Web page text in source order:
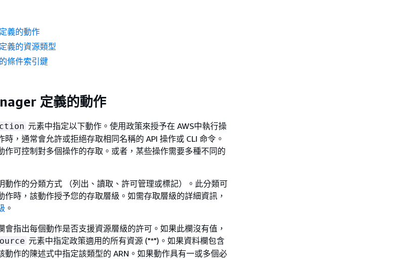
義的動作
義的資源類型
條件索引鍵
定義的動作
元素中指定以下動作。使用政策來授予在 AWS中執行操
，通常會允許或拒絕存取相同名稱的 API 操作或 CLI 命令。
作可控制對多個操作的存取。或者，某些操作需要多種不同的
動作的分類方式 （列出、讀取、許可管理或標記）。此分類可
時，該動作授予您的存取層級。如需存取層級的詳細資訊，
。
會指出每個動作是否支援資源層級的許可。如果此欄沒有值，
元素中指定政策適用的所有資源 ("*")。如果資料欄包含
動作的陳述式中指定該類型的 ARN。如果動作具有一或多個必